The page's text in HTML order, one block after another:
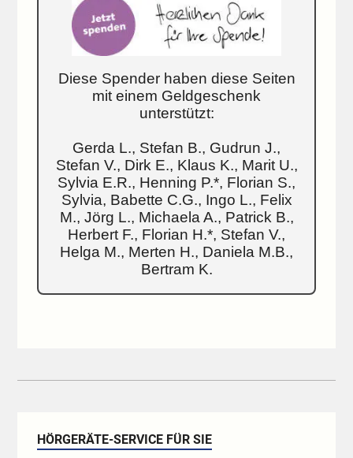
Diese Spender haben diese Seiten
mit einem Geldgeschenk
unterstützt:
Gerda L., Stefan B., Gudrun J.,
Stefan V., Dirk E., Klaus K., Marit U.,
Sylvia E.R., Henning P.*, Florian S.,
Sylvia, Babette C.G., Ingo L., Felix
M., Jörg L., Michaela A., Patrick B.,
Herbert F., Florian H.*, Stefan V.,
Helga M., Merten H., Daniela M.B.,
Bertram K.
HÖRGERÄTE-SERVICE FÜR SIE